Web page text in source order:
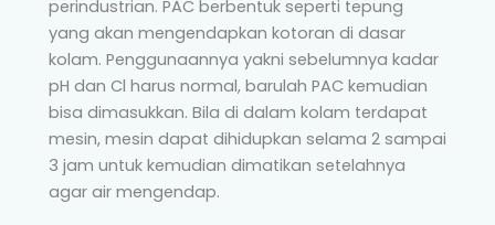
perindustrian. PAC berbentuk seperti tepung
yang akan mengendapkan kotoran di dasar
kolam. Penggunaannya yakni sebelumnya kadar
pH dan Cl harus normal, barulah PAC kemudian
bisa dimasukkan. Bila di dalam kolam terdapat
mesin, mesin dapat dihidupkan selama 2 sampai
3 jam untuk kemudian dimatikan setelahnya
agar air mengendap.